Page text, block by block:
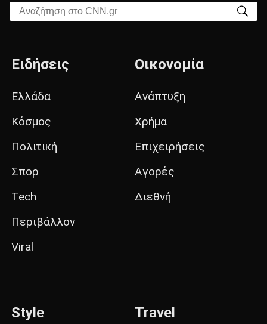
Αναζήτηση στο CNN.gr
Ειδήσεις
Ελλάδα
Κόσμος
Πολιτική
Σπορ
Tech
Περιβάλλον
Viral
Οικονομία
Ανάπτυξη
Χρήμα
Επιχειρήσεις
Αγορές
Διεθνή
Style Travel